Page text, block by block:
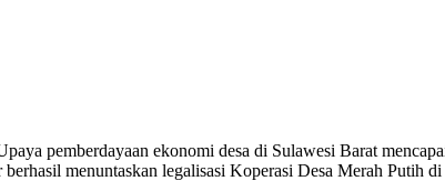
pemberdayaan ekonomi desa di Sulawesi Barat
menuntaskan legalisasi Koperasi Desa Merah Putih